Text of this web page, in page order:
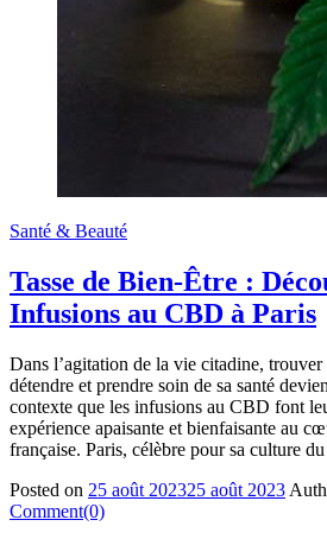
Santé & Beauté
Tasse de Bien-Être :
Infusions au CBD à Paris
Dans l’agitation de la vie citadine,
détendre et prendre soin de sa santé
contexte que les infusions au CBD font
expérience apaisante et bienfaisante au
française. Paris, célèbre pour sa culture
Posted on 25 août 202325 août 2023
Comment(0)